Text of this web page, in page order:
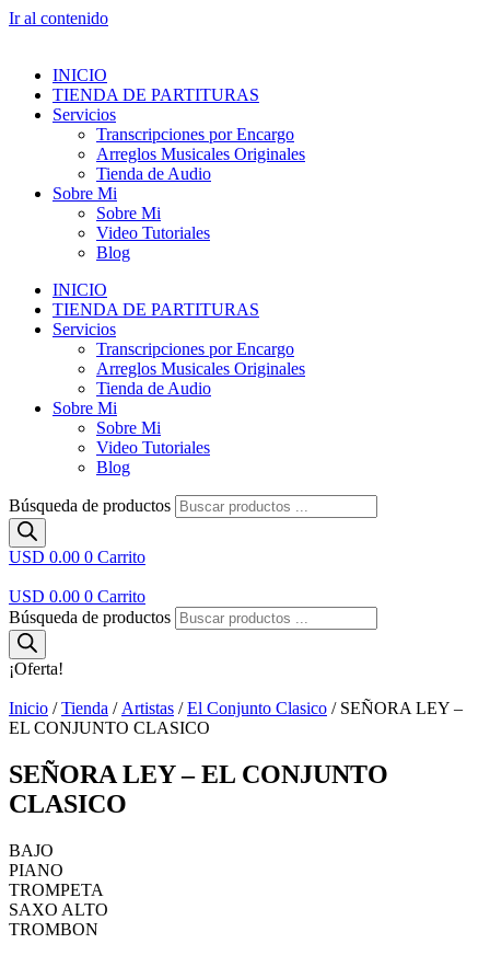
Ir al contenido
INICIO
TIENDA DE PARTITURAS
Servicios
Transcripciones por Encargo
Arreglos Musicales Originales
Tienda de Audio
Sobre Mi
Sobre Mi
Video Tutoriales
Blog
INICIO
TIENDA DE PARTITURAS
Servicios
Transcripciones por Encargo
Arreglos Musicales Originales
Tienda de Audio
Sobre Mi
Sobre Mi
Video Tutoriales
Blog
Búsqueda de productos
USD 0.00 0 Carrito
USD 0.00 0 Carrito
Búsqueda de productos
¡Oferta!
Inicio /Tienda / Artistas /El Conjunto Clasico / SEÑORA LEY –
EL CONJUNTO CLASICO
SEÑORA LEY – EL CONJUNTO
CLASICO
BAJO
PIANO
TROMPETA
SAXO ALTO
TROMBON